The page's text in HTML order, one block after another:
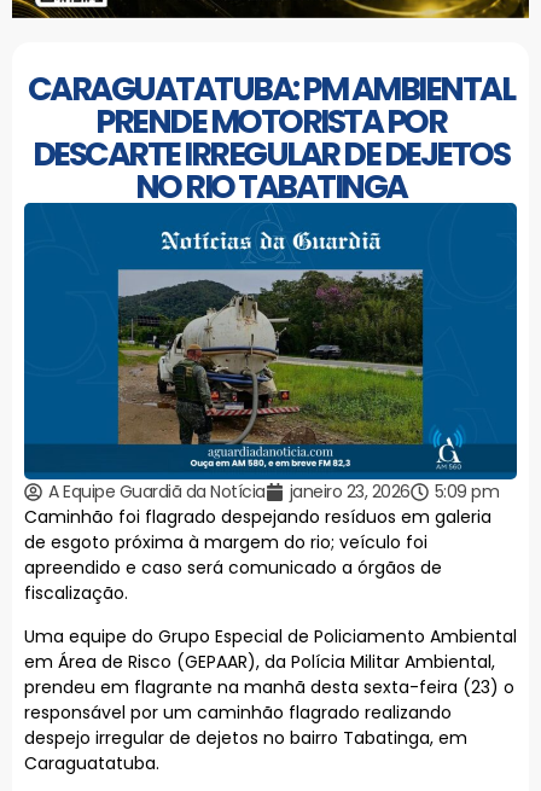
CARAGUATATUBA: PM AMBIENTAL
PRENDE MOTORISTA POR
DESCARTE IRREGULAR DE DEJETOS
NO RIO TABATINGA
A Equipe Guardiã da Notícia janeiro 23, 2026
5:09 pm
Caminhão foi flagrado despejando resíduos em galeria
de esgoto próxima à margem do rio; veículo foi
apreendido e caso será comunicado a órgãos de
fiscalização.
Uma equipe do Grupo Especial de Policiamento Ambiental
em Área de Risco (GEPAAR), da Polícia Militar Ambiental,
prendeu em flagrante na manhã desta sexta-feira (23) o
responsável por um caminhão flagrado realizando
despejo irregular de dejetos no bairro Tabatinga, em
Caraguatatuba.